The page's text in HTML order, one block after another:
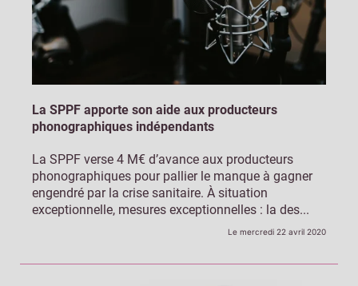
La SPPF apporte son aide aux producteurs
phonographiques indépendants
La SPPF verse 4 M€ d’avance aux producteurs
phonographiques pour pallier le manque à gagner
engendré par la crise sanitaire. À situation
exceptionnelle, mesures exceptionnelles : la des...
Le mercredi 22 avril 2020